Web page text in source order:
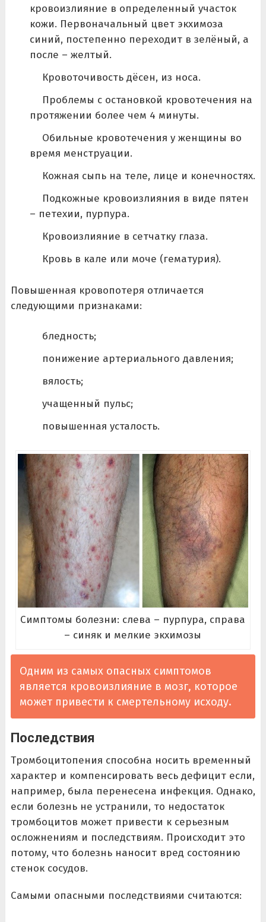
кровоизлияние в определенный участок
кожи. Первоначальный цвет экхимоза
синий, постепенно переходит в зелёный, а
после – желтый.
Кровоточивость дёсен, из носа.
Проблемы с остановкой кровотечения на
протяжении более чем 4 минуты.
Обильные кровотечения у женщины во
время менструации.
Кожная сыпь на теле, лице и конечностях.
Подкожные кровоизлияния в виде пятен
– петехии, пурпура.
Кровоизлияние в сетчатку глаза.
Кровь в кале или моче (гематурия).
Повышенная кровопотеря отличается
следующими признаками:
бледность;
понижение артериального давления;
вялость;
учащенный пульс;
повышенная усталость.
Симптомы болезни: слева – пурпура, справа
– синяк и мелкие экхимозы
Одним из самых опасных симптомов
является кровоизлияние в мозг, которое
может привести к смертельному исходу.
Последствия
Тромбоцитопения способна носить временный
характер и компенсировать весь дефицит если,
например, была перенесена инфекция. Однако,
если болезнь не устранили, то недостаток
тромбоцитов может привести к серьезным
осложнениям и последствиям. Происходит это
потому, что болезнь наносит вред состоянию
стенок сосудов.
Самыми опасными последствиями считаются: